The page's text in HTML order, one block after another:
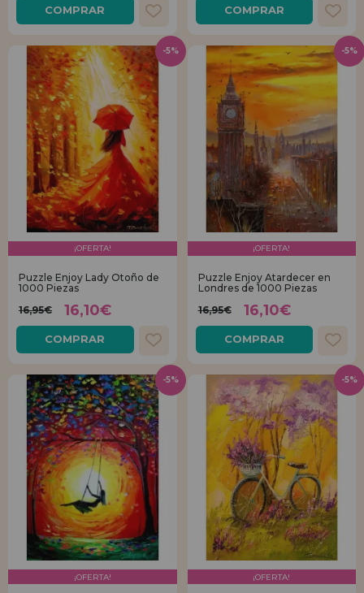
COMPRAR COMPRAR
¡OFERTA!
Puzzle Enjoy Lady Otoño de
1000 Piezas
16,95€
16,10€
COMPRAR
-5%
¡OFERTA!
Puzzle Enjoy Atardecer en
Londres de 1000 Piezas
16,95€
16,10€
COMPRAR
-5%
¡OFERTA!
-5%
¡OFERTA!
-5%